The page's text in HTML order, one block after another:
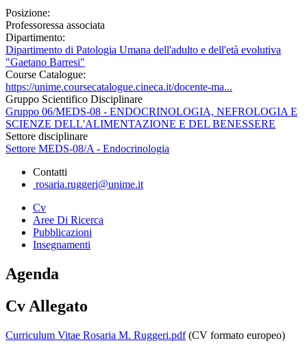
Posizione:
Professoressa associata
Dipartimento:
Dipartimento di Patologia Umana dell'adulto e dell'età evolutiva
"Gaetano Barresi"
Course Catalogue:
https://unime.coursecatalogue.cineca.it/docente-ma...
Gruppo Scientifico Disciplinare
Gruppo 06/MEDS-08 - ENDOCRINOLOGIA, NEFROLOGIA E
SCIENZE DELL'ALIMENTAZIONE E DEL BENESSERE
Settore disciplinare
Settore MEDS-08/A - Endocrinologia
Contatti
rosaria.ruggeri@unime.it
Cv
Aree Di Ricerca
Pubblicazioni
Insegnamenti
Agenda
Cv Allegato
Curriculum Vitae Rosaria M. Ruggeri.pdf(CV formato europeo)